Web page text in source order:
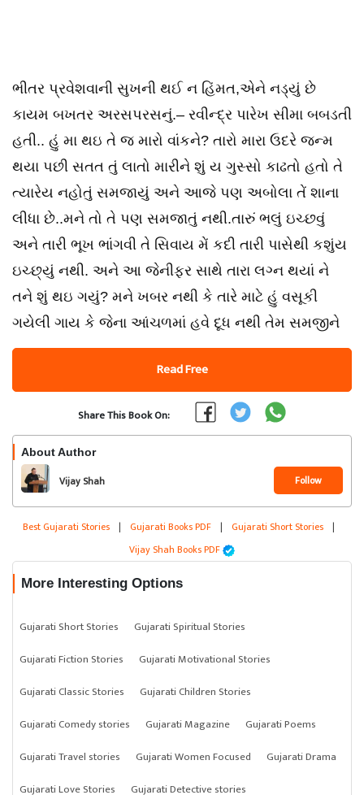
ભીતર પ્રવેશવાની સુખની થઈ ન હિંમત,એને નડ્યું છે
કાયમ બખતર અરસપરસનું.– રવીન્દ્ર પારેખ સીમા બબડતી
હતી.. હું મા થઇ તે જ મારો વાંકને? તારો મારા ઉદરે જન્મ
થયા પછી સતત તું લાતો મારીને શું ય ગુસ્સો કાઢતો હતો તે
ત્યારેય નહોતું સમજાયું અને આજે પણ અબોલા તેં શાના
લીધા છે..મને તો તે પણ સમજાતું નથી.તારું ભલું ઇચ્છવું
અને તારી ભૂખ ભાંગવી તે સિવાય મેં કદી તારી પાસેથી કશુંય
ઇચ્છ્યું નથી. અને આ જેનીફર સાથે તારા લગ્ન થયાં ને
તને શું થઇ ગયું? મને ખબર નથી કે તારે માટે હું વસૂકી
ગયેલી ગાય કે જેના આંચળમાં હવે દૂધ નથી તેમ સમજીને
Read Free
Share This Book On:
About Author
Vijay Shah Follow
Best Gujarati Stories | Gujarati Books PDF | Gujarati Short Stories |
Vijay Shah Books PDF
More Interesting Options
Gujarati Short Stories
Gujarati Spiritual Stories
Gujarati Fiction Stories
Gujarati Motivational Stories
Gujarati Classic Stories
Gujarati Children Stories
Gujarati Comedy stories
Gujarati Magazine
Gujarati Poems
Gujarati Travel stories
Gujarati Women Focused
Gujarati Drama
Gujarati Love Stories
Gujarati Detective stories